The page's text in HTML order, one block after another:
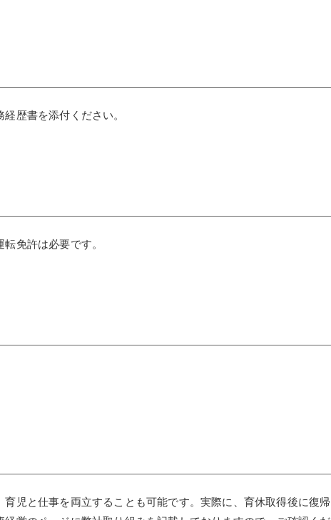
歴書を添付ください。
免許は必要です。
児と仕事を両立することも可能です。実際に、育休取得後に復帰